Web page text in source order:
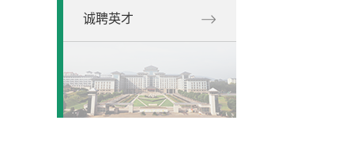
诚聘英才